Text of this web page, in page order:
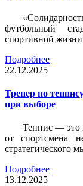
футбольный
спортивной жизни
Подробнее
22.12.2025
Тренер по
при выборе
Теннис — это
от спортсмена
стратегического
Подробнее
13.12.2025